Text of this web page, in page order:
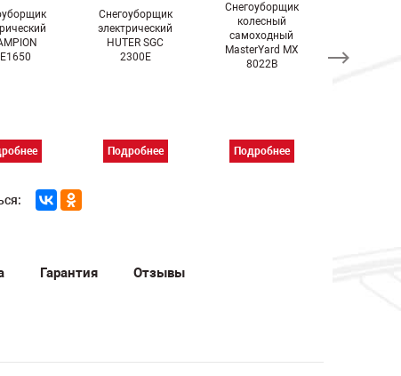
Снегоуборщик
электрический
HUTER SGC
2300E
Подробнее
Снегоуборщик
колесный
самоходный
MasterYard MX
8022B
Подробнее
Гарантия Отзывы